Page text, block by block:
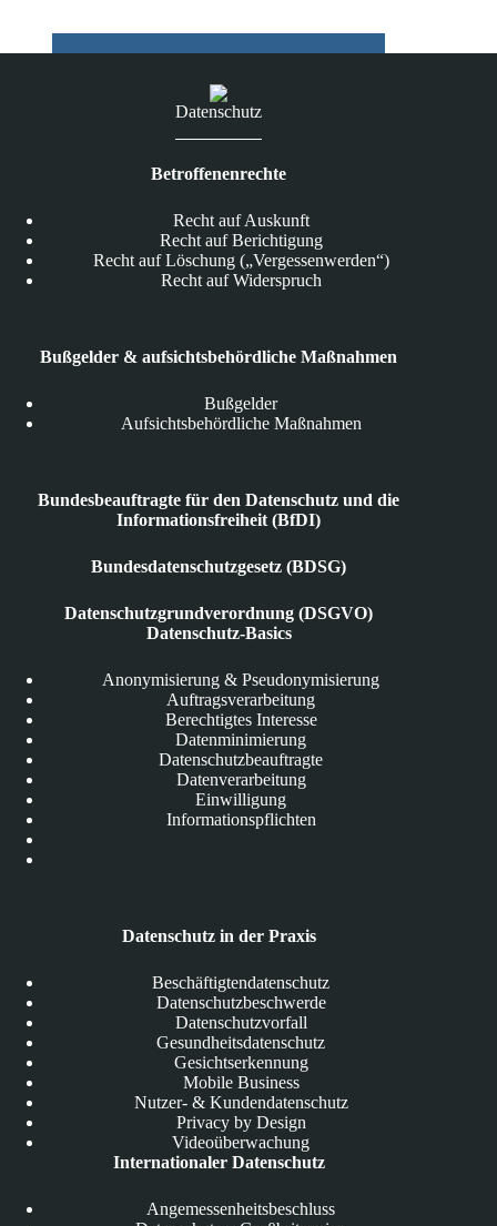
Datenschutz
Betroffenenrechte
Recht auf Auskunft
Recht auf Berichtigung
Recht auf Löschung („Vergessenwerden“)
Recht auf Widerspruch
Bußgelder & aufsichtsbehördliche Maßnahmen
Bußgelder
Aufsichtsbehördliche Maßnahmen
Bundesbeauftragte für den Datenschutz und die
Informationsfreiheit (BfDI)
Bundesdatenschutzgesetz (BDSG)
Datenschutzgrundverordnung (DSGVO)
Datenschutz-Basics
Anonymisierung & Pseudonymisierung
Auftragsverarbeitung
Berechtigtes Interesse
Datenminimierung
Datenschutzbeauftragte
Datenverarbeitung
Einwilligung
Informationspflichten
Datenschutz in der Praxis
Beschäftigtendatenschutz
Datenschutzbeschwerde
Datenschutzvorfall
Gesundheitsdatenschutz
Gesichtserkennung
Mobile Business
Nutzer- & Kundendatenschutz
Privacy by Design
Videoüberwachung
Internationaler Datenschutz
Angemessenheitsbeschluss